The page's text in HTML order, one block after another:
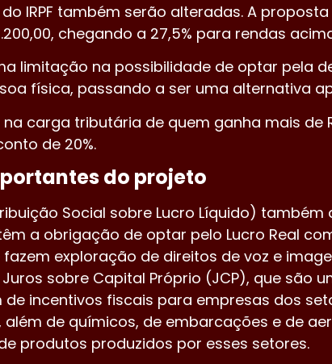
IRPF também serão alteradas. A
chegando a 27,5% para rendas
limitação na possibilidade de optar pela
física, passando a ser uma alternativa
carga tributária de quem ganha mais de
de 20%.
do projeto
Social sobre Lucro Líquido) também
a obrigação de optar pelo Lucro Real
exploração de direitos de voz e
sobre Capital Próprio (JCP), que são
de incentivos fiscais para empresas dos
de químicos, de embarcações e de
produtos produzidos por esses setores.